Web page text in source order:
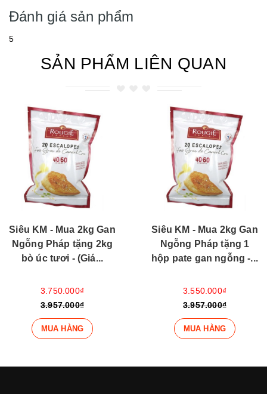
Đánh giá sản phẩm
5
SẢN PHẨM LIÊN QUAN
Siêu KM - Mua 2kg Gan
Ngỗng Pháp tặng 1
hộp pate gan ngỗng -...
3.550.000₫
3.957.000₫
MUA HÀNG
Siêu KM - Mua 2kg Gan
Ngỗng Pháp tặng 1kg
cá hồi - (Giá tính...
3.350.000₫
3.957.000₫
MUA HÀNG